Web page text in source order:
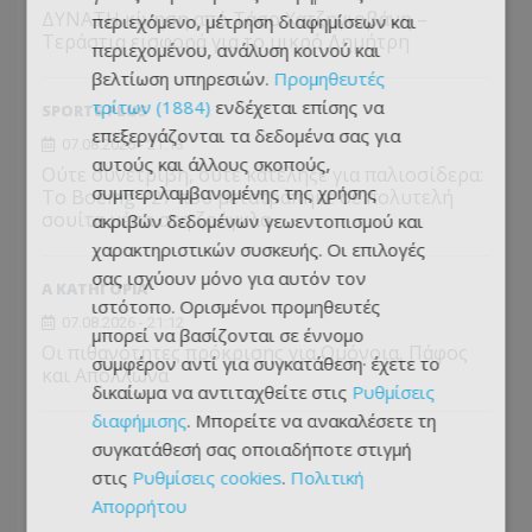
ΔΥΝΑΤΗ κίνηση από Τάσο Χατζηγιοβάνη –
Τεράστια εισφορά για το μικρό Δημήτρη
SPORTS PLUS
07.08.2026 - 21:13
Ούτε συνετρίβη, ούτε κατέληξε για παλιοσίδερα:
Το Boeing 727 που μετατράπηκε σε πολυτελή
σουίτα μέσα στη ζούγκλα
Α ΚΑΤΗΓΟΡΙΑ
Οι πιθανότητες πρόκρισης για Ομόνοια, Πάφος
και Απόλλωνα
περιεχόμενο, μέτρηση διαφημίσεων και
περιεχομένου, ανάλυση κοινού και
βελτίωση υπηρεσιών. Προμηθευτές
τρίτων (1884) ενδέχεται επίσης να
επεξεργάζονται τα δεδομένα σας για
αυτούς και άλλους σκοπούς,
συμπεριλαμβανομένης της χρήσης
ακριβών δεδομένων γεωεντοπισμού και
χαρακτηριστικών συσκευής. Οι επιλογές
σας ισχύουν μόνο για αυτόν τον
ιστότοπο. Ορισμένοι προμηθευτές
μπορεί να βασίζονται σε έννομο
συμφέρον αντί για συγκατάθεση· έχετε το
δικαίωμα να αντιταχθείτε στις Ρυθμίσεις
διαφήμισης. Μπορείτε να ανακαλέσετε τη
συγκατάθεσή σας οποιαδήποτε στιγμή
στις Ρυθμίσεις cookies. Πολιτική
Απορρήτου